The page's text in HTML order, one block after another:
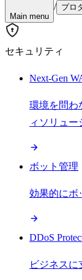
Main menu
/ プロ
セキュリティ
Next-Gen
環境を問わ
ィソリュー
ボット管理
効果的にボ
DDoS
ビジネス